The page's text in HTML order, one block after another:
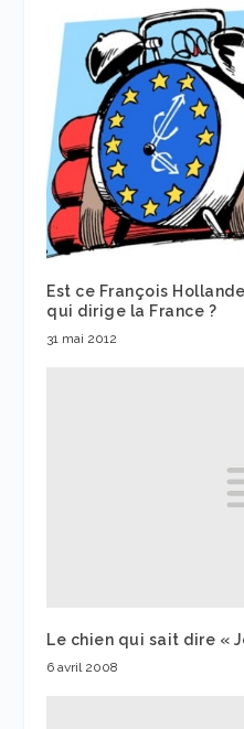
Est ce François
qui dirige la France ?
31 mai 2012
Le chien qui sait dire «
6 avril 2008